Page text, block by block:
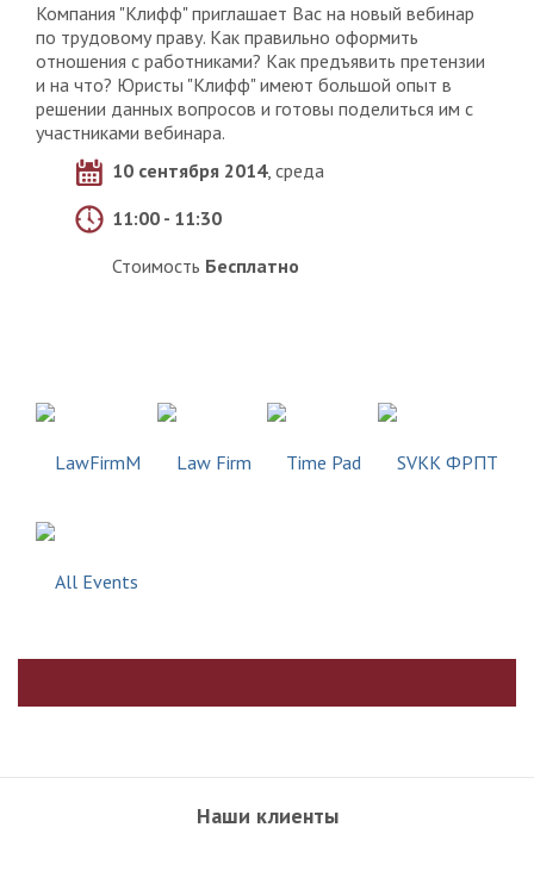
Компания "Клифф" приглашает Вас на новый вебинар
по трудовому праву. Как правильно оформить
отношения с работниками? Как предъявить претензии
и на что? Юристы "Клифф" имеют большой опыт в
решении данных вопросов и готовы поделиться им с
участниками вебинара.
10 сентября 2014, среда
11:00 - 11:30
Стоимость Бесплатно
Наши клиенты